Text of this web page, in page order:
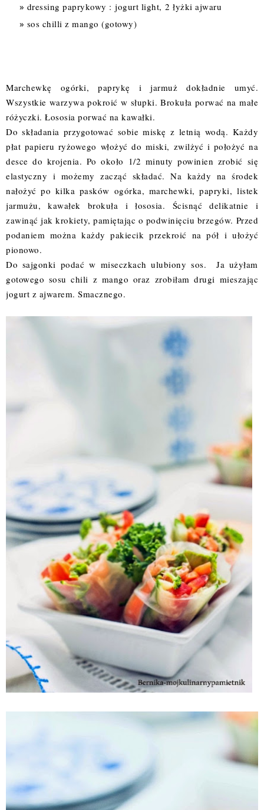
dressing paprykowy : jogurt light, 2 łyżki ajwaru
sos chilli z mango (gotowy)
Marchewkę ogórki, paprykę i jarmuż dokładnie umyć.
Wszystkie warzywa pokroić w słupki. Brokuła porwać na małe
różyczki. Łososia porwać na kawałki.
Do składania przygotować sobie miskę z letnią wodą. Każdy
płat papieru ryżowego włożyć do miski, zwilżyć i położyć na
desce do krojenia. Po około 1/2 minuty powinien zrobić się
elastyczny i możemy zacząć składać. Na każdy na środek
nałożyć po kilka pasków ogórka, marchewki, papryki, listek
jarmużu, kawałek brokuła i łososia. Ścisnąć delikatnie i
zawinąć jak krokiety, pamiętając o podwinięciu brzegów. Przed
podaniem można każdy pakiecik przekroić na pół i ułożyć
pionowo.
Do sajgonki podać w miseczkach ulubiony sos. Ja użyłam
gotowego sosu chili z mango oraz zrobiłam drugi mieszając
jogurt z ajwarem. Smacznego.